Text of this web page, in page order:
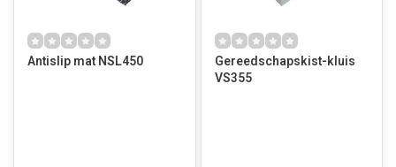
Antislip mat NSL450
Gereedschapskist-kluis
VS355